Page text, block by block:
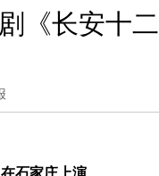
《长安十
石家庄上演